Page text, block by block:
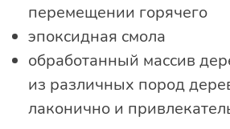
перемещении горячего
эпоксидная смола
обработанный массив
из различных пород
лаконично и